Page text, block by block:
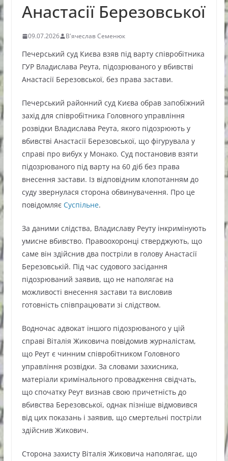
Анастасії Березовської
09.07.2026 В'ячеслав Семенюк
Печерський суд Києва взяв під варту співробітника
ГУР Владислава Реута, підозрюваного у вбивстві
Анастасії Березовської, без права застави.
Печерський районний суд Києва обрав запобіжний
захід для співробітника Головного управління
розвідки Владислава Реута, якого підозрюють у
вбивстві Анастасії Березовської, що фігурувала у
справі про вибух у Монако. Суд постановив взяти
підозрюваного під варту на 60 діб без права
внесення застави. Із відповідним клопотанням до
суду звернулася сторона обвинувачення. Про це
повідомляє Суспільне.
За даними слідства, Владиславу Реуту інкримінують
умисне вбивство. Правоохоронці стверджують, що
саме він здійснив два постріли в голову Анастасії
Березовській. Під час судового засідання
підозрюваний заявив, що не наполягає на
можливості внесення застави та висловив
готовність співпрацювати зі слідством.
Водночас адвокат іншого підозрюваного у цій
справі Віталія Жиковича повідомив журналістам,
що Реут є чинним співробітником Головного
управління розвідки. За словами захисника,
матеріали кримінального провадження свідчать,
що спочатку Реут визнав свою причетність до
вбивства Березовської, однак пізніше відмовився
від цих показань і заявив, що смертельні постріли
здійснив Жикович.
Сторона захисту Віталія Жиковича наполягає, що